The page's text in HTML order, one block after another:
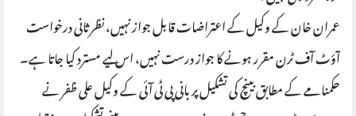
عمران خان کے وکیل کے اعتراضات قابل جواز نہیں، نظرثانی درخواست
آؤٹ آف ٹرن مقرر ہونے کا جواز درست نہیں، اس لیے مسترد کیا جاتا ہے۔
حکمنامے کے مطابق بینچ کی تشکیل پر بانی پی ٹی آئی کے وکیل علی ظفر نے